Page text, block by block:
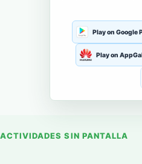
Play on Google
Play on
ACTIVIDADES SIN PANTALLA